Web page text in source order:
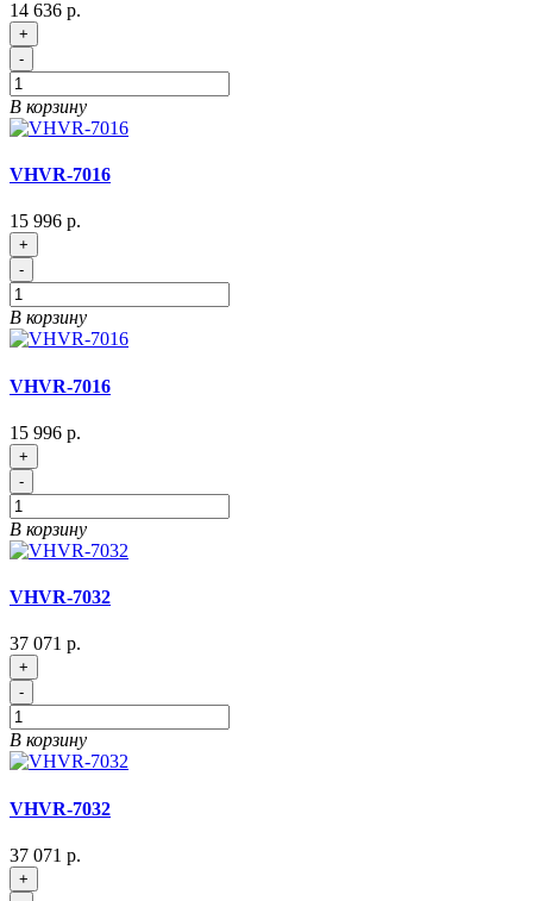
14 636 р.
+
-
В корзину
VHVR-7016
15 996 р.
+
-
В корзину
VHVR-7016
15 996 р.
+
-
В корзину
VHVR-7032
37 071 р.
+
-
В корзину
VHVR-7032
37 071 р.
+